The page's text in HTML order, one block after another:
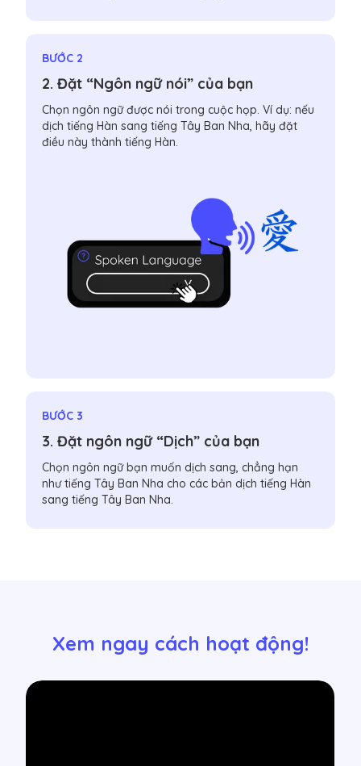
BƯỚC 2
2. Đặt “Ngôn ngữ nói” của bạn
Chọn ngôn ngữ được nói trong cuộc họp. Ví dụ: nếu
dịch tiếng Hàn sang tiếng Tây Ban Nha, hãy đặt
điều này thành tiếng Hàn.
BƯỚC 3
3. Đặt ngôn ngữ “Dịch” của bạn
Chọn ngôn ngữ bạn muốn dịch sang, chẳng hạn
như tiếng Tây Ban Nha cho các bản dịch tiếng Hàn
sang tiếng Tây Ban Nha.
Xem ngay cách hoạt động!